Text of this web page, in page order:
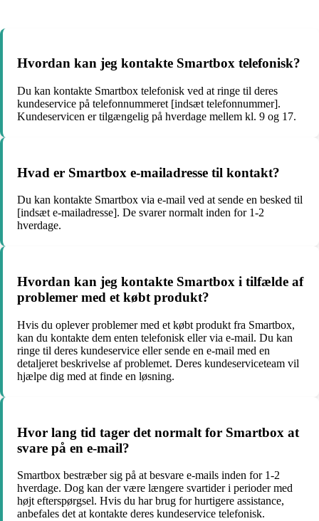
Hvordan kan jeg kontakte Smartbox telefonisk?
Du kan kontakte Smartbox telefonisk ved at ringe til deres
kundeservice på telefonnummeret [indsæt telefonnummer].
Kundeservicen er tilgængelig på hverdage mellem kl. 9 og 17.
Hvad er Smartbox e-mailadresse til kontakt?
Du kan kontakte Smartbox via e-mail ved at sende en besked til
[indsæt e-mailadresse]. De svarer normalt inden for 1-2
hverdage.
Hvordan kan jeg kontakte Smartbox i tilfælde af
problemer med et købt produkt?
Hvis du oplever problemer med et købt produkt fra Smartbox,
kan du kontakte dem enten telefonisk eller via e-mail. Du kan
ringe til deres kundeservice eller sende en e-mail med en
detaljeret beskrivelse af problemet. Deres kundeserviceteam vil
hjælpe dig med at finde en løsning.
Hvor lang tid tager det normalt for Smartbox at
svare på en e-mail?
Smartbox bestræber sig på at besvare e-mails inden for 1-2
hverdage. Dog kan der være længere svartider i perioder med
højt efterspørgsel. Hvis du har brug for hurtigere assistance,
anbefales det at kontakte deres kundeservice telefonisk.